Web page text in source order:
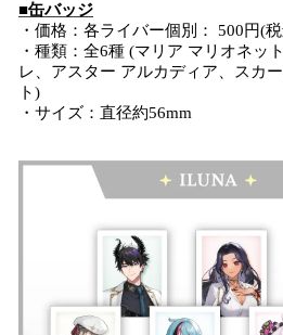
■缶バッジ
・価格：各ライバー個別： 500円(
・種類：全6種 (マリア マリオネッ
レ、アスター アルカディア、スカ
ト)
・サイズ：直径約56mm